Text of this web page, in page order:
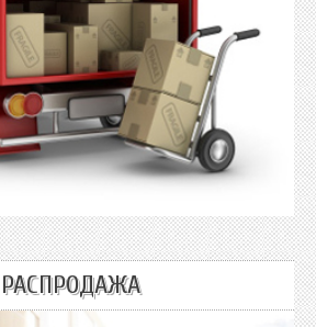
РАСПРОДАЖА